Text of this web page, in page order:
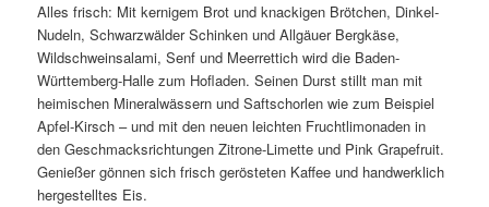
Alles frisch: Mit kernigem Brot und knackigen Brötchen, Dinkel-
Nudeln, Schwarzwälder Schinken und Allgäuer Bergkäse,
Wildschweinsalami, Senf und Meerrettich wird die Baden-
Württemberg-Halle zum Hofladen. Seinen Durst stillt man mit
heimischen Mineralwässern und Saftschorlen wie zum Beispiel
Apfel-Kirsch – und mit den neuen leichten Fruchtlimonaden in
den Geschmacksrichtungen Zitrone-Limette und Pink Grapefruit.
Genießer gönnen sich frisch gerösteten Kaffee und handwerklich
hergestelltes Eis.